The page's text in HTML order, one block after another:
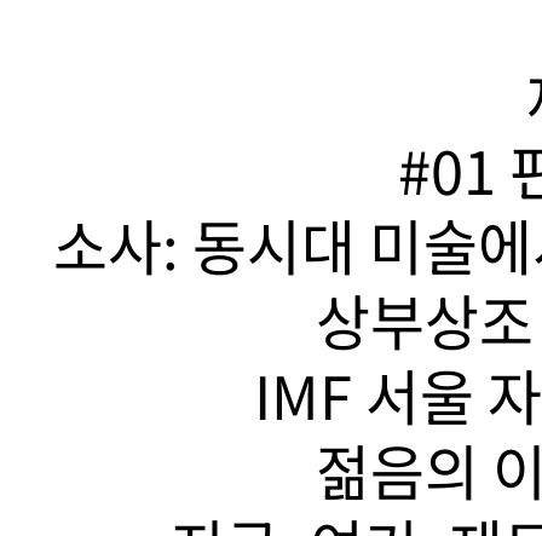
#01
소사: 동시대 미술
상부상
IMF 서울
젊음의